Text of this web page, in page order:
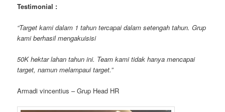
Testimonial :
“Target kami dalam 1 tahun tercapai dalam setengah tahun. Grup
kami berhasil mengakuisisi
50K hektar lahan tahun ini. Team kami tidak hanya mencapai
target, namun melampaui target.”
Armadi vincentius – Grup Head HR